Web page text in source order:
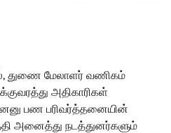
துணை மேலாளர் வணிகம்
அதிகாரிகள்
பண பரிவர்த்தனையின்
அனைத்து நடத்துனர்களும்